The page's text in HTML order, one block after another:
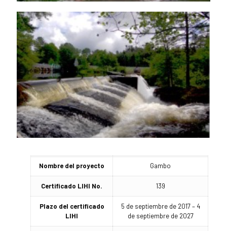
Nombre del proyecto Gambo
Certificado LIHI No. 139
Plazo del certificado
LIHI
5 de septiembre de 2017 – 4
de septiembre de 2027